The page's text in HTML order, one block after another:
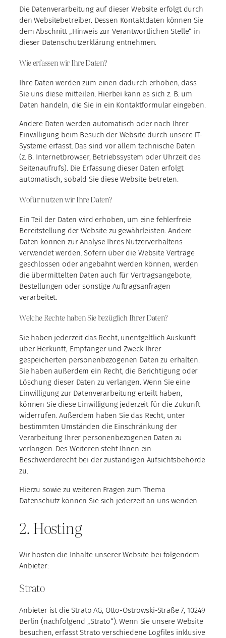
Die Datenverarbeitung auf dieser Website erfolgt durch
den Websitebetreiber. Dessen Kontaktdaten können Sie
dem Abschnitt „Hinweis zur Verantwortlichen Stelle“ in
dieser Datenschutzerklärung entnehmen.
Wie erfassen wir Ihre Daten?
Ihre Daten werden zum einen dadurch erhoben, dass
Sie uns diese mitteilen. Hierbei kann es sich z. B. um
Daten handeln, die Sie in ein Kontaktformular eingeben.
Andere Daten werden automatisch oder nach Ihrer
Einwilligung beim Besuch der Website durch unsere IT-
Systeme erfasst. Das sind vor allem technische Daten
(z. B. Internetbrowser, Betriebssystem oder Uhrzeit des
Seitenaufrufs). Die Erfassung dieser Daten erfolgt
automatisch, sobald Sie diese Website betreten.
Wofür nutzen wir Ihre Daten?
Ein Teil der Daten wird erhoben, um eine fehlerfreie
Bereitstellung der Website zu gewährleisten. Andere
Daten können zur Analyse Ihres Nutzerverhaltens
verwendet werden. Sofern über die Website Verträge
geschlossen oder angebahnt werden können, werden
die übermittelten Daten auch für Vertragsangebote,
Bestellungen oder sonstige Auftragsanfragen
verarbeitet.
Welche Rechte haben Sie bezüglich Ihrer Daten?
Sie haben jederzeit das Recht, unentgeltlich Auskunft
über Herkunft, Empfänger und Zweck Ihrer
gespeicherten personenbezogenen Daten zu erhalten.
Sie haben außerdem ein Recht, die Berichtigung oder
Löschung dieser Daten zu verlangen. Wenn Sie eine
Einwilligung zur Datenverarbeitung erteilt haben,
können Sie diese Einwilligung jederzeit für die Zukunft
widerrufen. Außerdem haben Sie das Recht, unter
bestimmten Umständen die Einschränkung der
Verarbeitung Ihrer personenbezogenen Daten zu
verlangen. Des Weiteren steht Ihnen ein
Beschwerderecht bei der zuständigen Aufsichtsbehörde
zu.
Hierzu sowie zu weiteren Fragen zum Thema
Datenschutz können Sie sich jederzeit an uns wenden.
2. Hosting
Wir hosten die Inhalte unserer Website bei folgendem
Anbieter:
Strato
Anbieter ist die Strato AG, Otto-Ostrowski-Straße 7, 10249
Berlin (nachfolgend „Strato“). Wenn Sie unsere Website
besuchen, erfasst Strato verschiedene Logfiles inklusive